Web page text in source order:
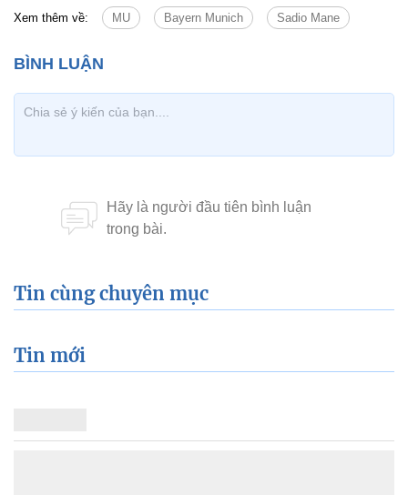
Xem thêm về: MU Bayern Munich Sadio Mane
Tin cùng chuyên mục
Tin mới